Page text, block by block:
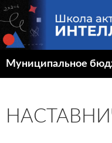
Перейти
к
содержимому